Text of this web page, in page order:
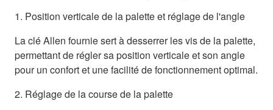
1. Position verticale de la palette et réglage de l'angle
La clé Allen fournie sert à desserrer les vis de la palette,
permettant de régler sa position verticale et son angle
pour un confort et une facilité de fonctionnement optimal.
2. Réglage de la course de la palette